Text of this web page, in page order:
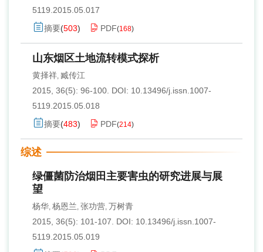
5119.2015.05.017
摘要(503) PDF(168)
山东烟区土地流转模式探析
黄择祥, 臧传江
2015, 36(5): 96-100. DOI: 10.13496/j.issn.1007-
5119.2015.05.018
摘要(483) PDF(214)
综述
绿僵菌防治烟田主要害虫的研究进展与展
望
杨华, 杨恩兰, 张功营, 万树青
2015, 36(5): 101-107.
DOI: 10.13496/j.issn.1007-
5119.2015.05.019